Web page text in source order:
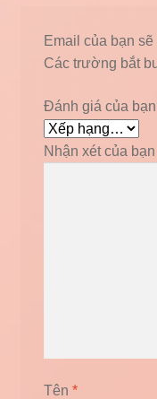
Email của bạn
Các trường bắt
Đánh giá của bạn
Nhận xét của bạn
Tên *